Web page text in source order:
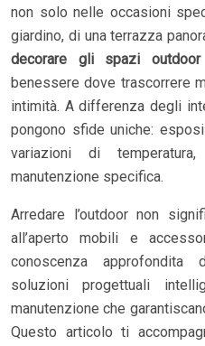
non solo nelle occasioni
giardino, di una terrazza
decorare gli spazi outdoor
benessere dove trascorrere
intimità. A differenza degli
pongono sfide uniche:
variazioni di
manutenzione specifica.
Arredare l’outdoor non
all’aperto mobili e
conoscenza
soluzioni progettuali
manutenzione che
Questo articolo ti